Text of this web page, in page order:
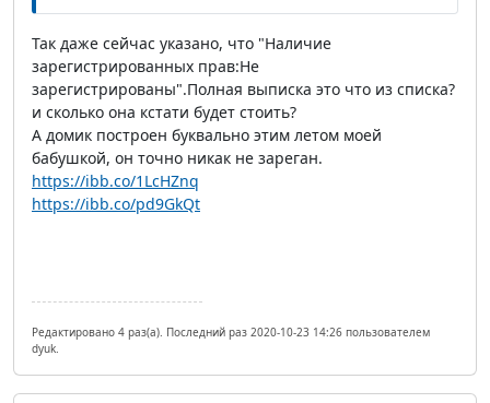
Так даже сейчас указано, что "Наличие
зарегистрированных прав:Не
зарегистрированы".Полная выписка это что из списка?
и сколько она кстати будет стоить?
А домик построен буквально этим летом моей
бабушкой, он точно никак не зареган.
https://ibb.co/1LcHZnq
https://ibb.co/pd9GkQt
Редактировано 4 раз(а). Последний раз 2020-10-23 14:26 пользователем
dyuk.